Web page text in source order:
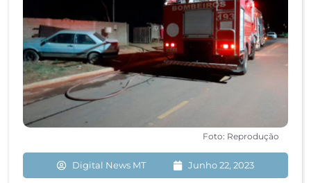
Foto: Reprodução
Digital News MT Junho 22, 2023